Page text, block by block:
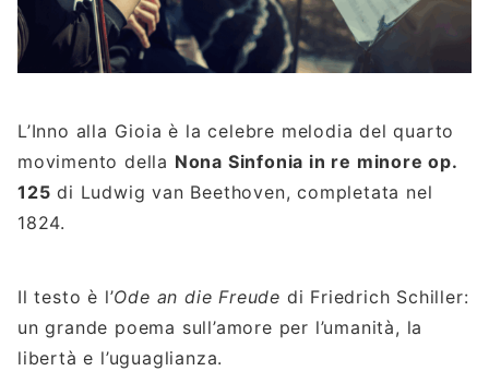
L’Inno alla Gioia è la celebre melodia del quarto
movimento della Nona Sinfonia in re minore op.
125 di Ludwig van Beethoven, completata nel
1824.
Il testo è l’Ode an die Freude di Friedrich Schiller:
un grande poema sull’amore per l’umanità, la
libertà e l’uguaglianza.